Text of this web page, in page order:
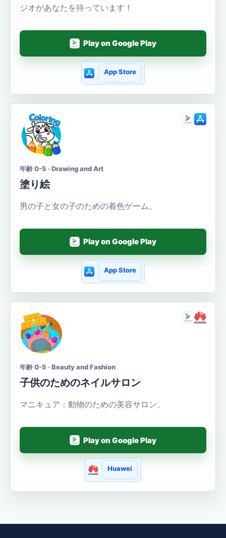
ジオがあなたを待っています！
Play on Google Play
App Store
年齢 0-5 · Drawing and Art
塗り絵
男の子と女の子のための着色ゲーム。
Play on Google Play
App Store
年齢 0-5 · Beauty and Fashion
子供のためのネイルサロン
マニキュア：動物のための美容サロン。
Play on Google Play
Huawei